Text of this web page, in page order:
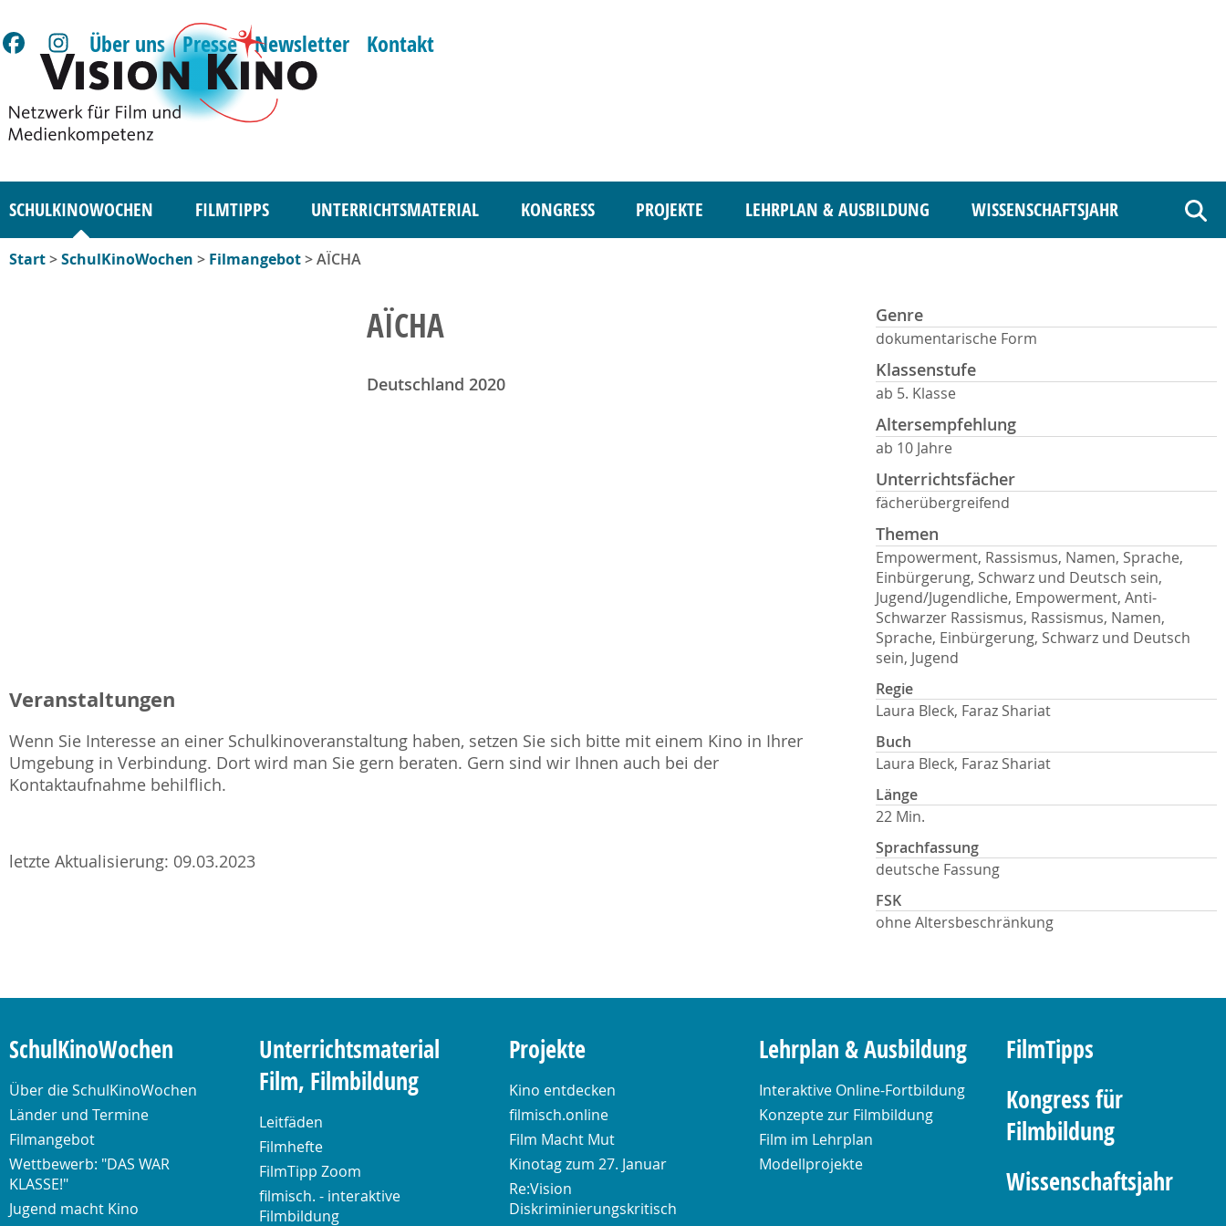
Über uns Presse Newsletter Kontakt
SCHULKINOWOCHEN FILMTIPPS UNTERRICHTSMATERIAL KONGRESS PROJEKTE LEHRPLAN & AUSBILDUNG WISSENSCHAFTSJAHR
Start>SchulKinoWochen > Filmangebot> AÏCHA
AÏCHA
Deutschland 2020
Genre
dokumentarische Form
Klassenstufe
ab 5. Klasse
Altersempfehlung
ab 10 Jahre
Unterrichtsfächer
fächerübergreifend
Themen
Empowerment, Rassismus, Namen, Sprache,
Einbürgerung, Schwarz und Deutsch sein,
Jugend/Jugendliche, Empowerment, Anti-
Schwarzer Rassismus, Rassismus, Namen,
Sprache, Einbürgerung, Schwarz und Deutsch
sein, Jugend
Veranstaltungen
Wenn Sie Interesse an einer Schulkinoveranstaltung haben, setzen Sie sich bitte mit einem Kino in Ihrer
Umgebung in Verbindung. Dort wird man Sie gern beraten. Gern sind wir Ihnen auch bei der
Kontaktaufnahme behilflich.
letzte Aktualisierung: 09.03.2023
Regie
Laura Bleck, Faraz Shariat
Buch
Laura Bleck, Faraz Shariat
Länge
22 Min.
Sprachfassung
deutsche Fassung
FSK
ohne Altersbeschränkung
SchulKinoWochen
Über die SchulKinoWochen
Länder und Termine
Filmangebot
Wettbewerb: "DAS WAR
KLASSE!"
Jugend macht Kino
Unterrichtsmaterial
Film, Filmbildung
Leitfäden
Filmhefte
FilmTipp Zoom
filmisch. - interaktive
Filmbildung
Projekte
Kino entdecken
filmisch.online
Film Macht Mut
Kinotag zum 27. Januar
Re:Vision
Diskriminierungskritisch
Lehrplan & Ausbildung
Interaktive Online-Fortbildung
Konzepte zur Filmbildung
Film im Lehrplan
Modellprojekte
FilmTipps
Kongress für
Filmbildung
Wissenschaftsjahr